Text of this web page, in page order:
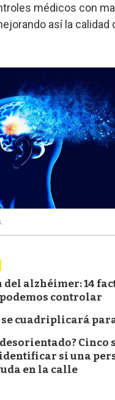
médicos con
así la calidad
del alzhéimer: 14
controlar
cuadriplicará
Cinco
si una
en la calle